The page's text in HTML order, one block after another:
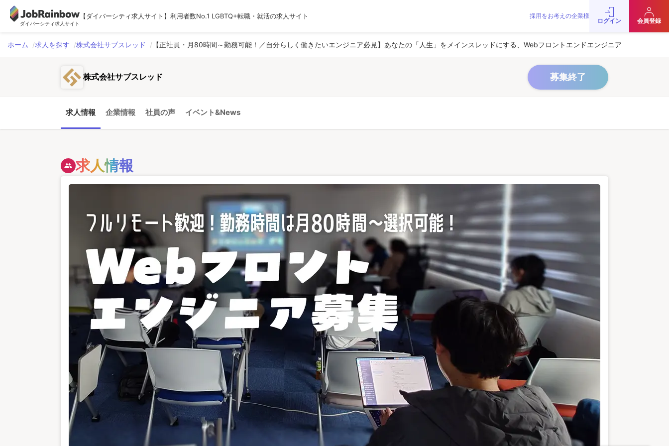
ダイバーシティ求人サイト
【ダイバーシティ求人サイト】利用者数No.1 LGBTQ+転職・就活の求人サイト 採用をお考えの企業様
ログイン 会員登録
ホーム 求人を探す 株式会社サブスレッド 【正社員・月80時間～勤務可能！／自分らしく働きたいエンジニア必見】あなたの「人生」をメインスレッドにする、Webフロントエンドエンジニア
株式会社サブスレッド 募集終了
求人情報 企業情報 社員の声 イベント&News
people 求人情報
お問い合わせJobRainbow MAGAZINE